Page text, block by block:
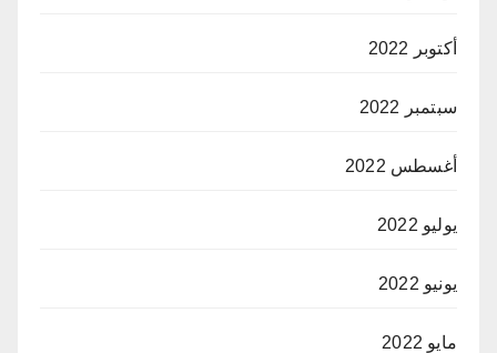
أكتوبر 2022
سبتمبر 2022
أغسطس 2022
يوليو 2022
يونيو 2022
مايو 2022